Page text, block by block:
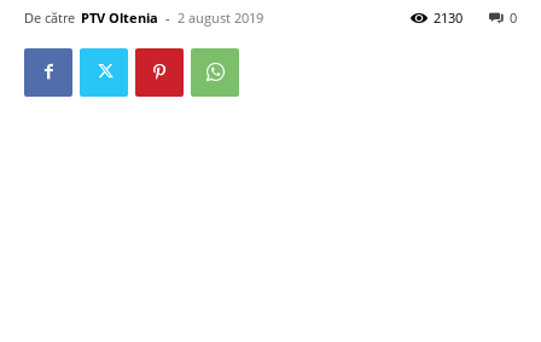
De către PTV Oltenia - 2 august 2019 0
2130